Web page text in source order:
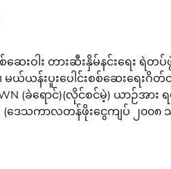
းဝါး တားဆီးနှိမ်နင်းရေး ရဲတ
ယန်းပူးပေါင်းစစ်ဆေးရေးဂိ
(ခဲရောင်)(လိုင်စင်မဲ့) ယာဉ်အား
ေသကာလတန်ဖိုးငွေကျပ် ၂၀၀၈ သိ